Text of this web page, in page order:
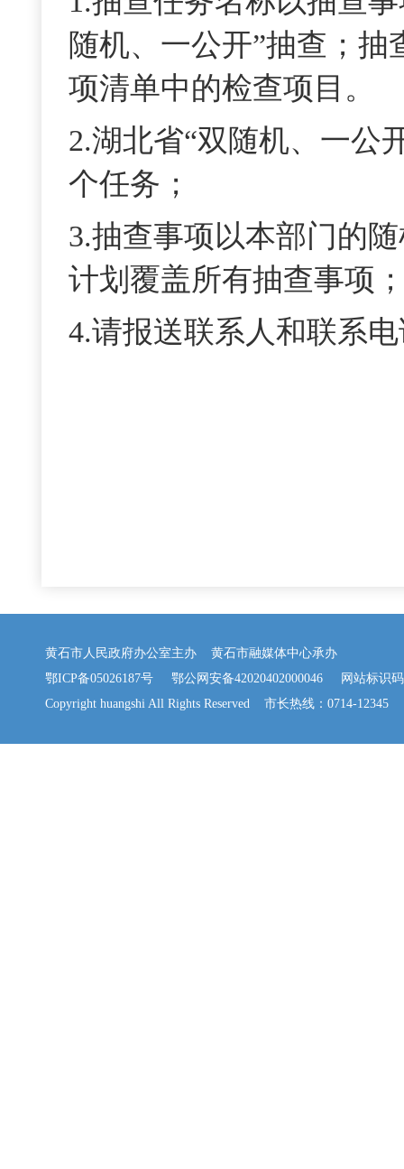
随机、一公开”抽查；抽
项清单中的检查项目。
2.湖北省“双随机、一公
个任务；
3.抽查事项以本部门的
计划 覆盖所有抽查事项
4.请报送联系人和联系
黄石市人民政府办公室主办 黄石市融媒体中心承办
鄂ICP备05026187号
鄂公网安备42020402000046 网站标识码
Copyright huangshi All Rights Reserved 市长热线：0714-12345